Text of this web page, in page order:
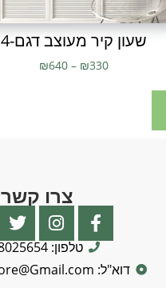
שעון קיר מעוצב דגם-4
₪330
–
₪640
צרו קשר
טלפון: 052-8025654
דוא"ל: RHdesign.Store@Gmail.com